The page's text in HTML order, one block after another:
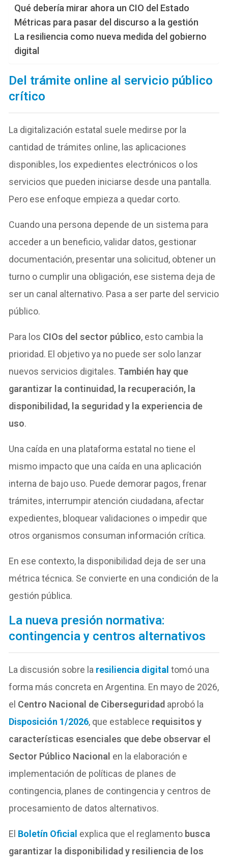
Qué debería mirar ahora un CIO del Estado
Métricas para pasar del discurso a la gestión
La resiliencia como nueva medida del gobierno
digital
Del trámite online al servicio público
crítico
La digitalización estatal suele medirse por la
cantidad de trámites online, las aplicaciones
disponibles, los expedientes electrónicos o los
servicios que pueden iniciarse desde una pantalla.
Pero ese enfoque empieza a quedar corto.
Cuando una persona depende de un sistema para
acceder a un beneficio, validar datos, gestionar
documentación, presentar una solicitud, obtener un
turno o cumplir una obligación, ese sistema deja de
ser un canal alternativo. Pasa a ser parte del servicio
público.
Para los CIOs del sector público, esto cambia la
prioridad. El objetivo ya no puede ser solo lanzar
nuevos servicios digitales. También hay que
garantizar la continuidad, la recuperación, la
disponibilidad, la seguridad y la experiencia de
uso.
Una caída en una plataforma estatal no tiene el
mismo impacto que una caída en una aplicación
interna de bajo uso. Puede demorar pagos, frenar
trámites, interrumpir atención ciudadana, afectar
expedientes, bloquear validaciones o impedir que
otros organismos consuman información crítica.
En ese contexto, la disponibilidad deja de ser una
métrica técnica. Se convierte en una condición de la
gestión pública.
La nueva presión normativa:
contingencia y centros alternativos
La discusión sobre la resiliencia digital tomó una
forma más concreta en Argentina. En mayo de 2026,
el Centro Nacional de Ciberseguridad aprobó la
Disposición 1/2026, que establece requisitos y
características esenciales que debe observar el
Sector Público Nacional en la elaboración e
implementación de políticas de planes de
contingencia, planes de contingencia y centros de
procesamiento de datos alternativos.
El Boletín Oficial explica que el reglamento busca
garantizar la disponibilidad y resiliencia de los